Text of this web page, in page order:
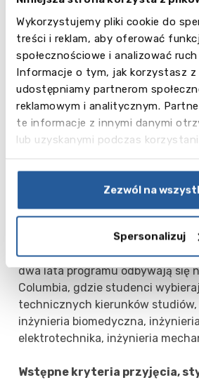
Wykorzystujemy pliki cookie do
treści i reklam, aby oferować
społecznościowe i analizować
Informacje o tym, jak korzystasz
udostępniamy partnerom
reklamowym i analitycznym.
te informacje z innymi danymi
lub uzyskanymi podczas
Zezwól na
Spersonalizuj
humanistycznych, marketingu i
stawia na rozwój umiejętności
programy poszczególnych
projektowane są z naciskiem na
umiejętności przywódczych,
rozwiązywania problemów czy
W ramach kierunku
uzyskanie podwójnego dyplomu –
inżyniera (BSE) z Columbia
Jorku. Studenci kierunku
obszarach, które pokrywają się z
wstępnymi na Columbia
chemia, fizyka, matematyka lub
dwa lata programu odbywają się
Columbia, gdzie studenci
technicznych kierunków
inżynieria biomedyczna,
elektrotechnika, inżynieria
Wstępne kryteria przyjęcia,